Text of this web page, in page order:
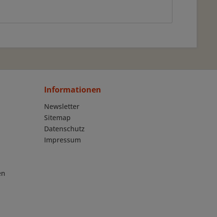
Informationen
Newsletter
Sitemap
Datenschutz
Impressum